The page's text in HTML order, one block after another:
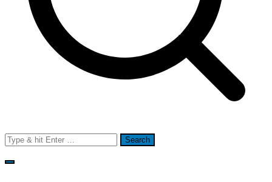
Search
for: